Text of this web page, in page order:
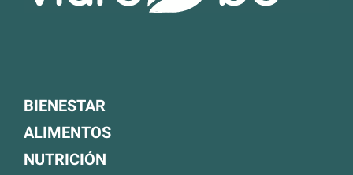
BIENESTAR
ALIMENTOS
NUTRICIÓN